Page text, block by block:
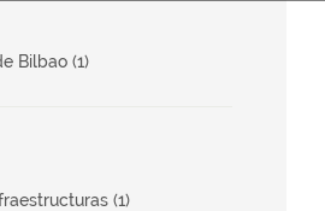
Bilbao (1)
(1)